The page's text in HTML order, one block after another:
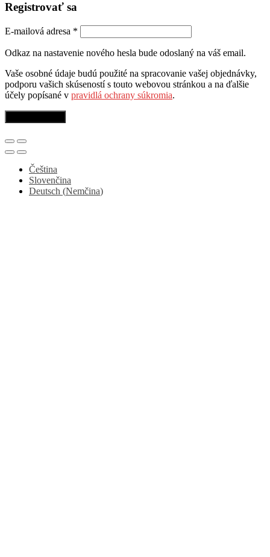
Registrovať sa
E-mailová adresa *
Odkaz na nastavenie nového hesla bude odoslaný na váš email.
Vaše osobné údaje budú použité na spracovanie vašej objednávky,
podporu vašich skúseností s touto webovou stránkou a na ďalšie
účely popísané v pravidlá ochrany súkromia.
Čeština
Slovenčina
Deutsch (Nemčina)